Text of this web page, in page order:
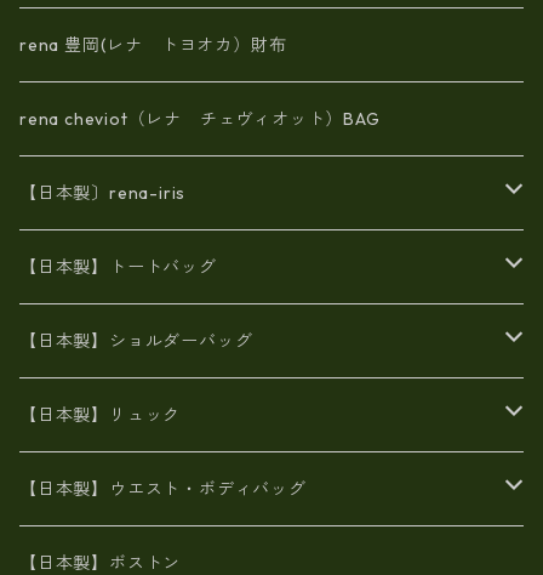
rena 豊岡(レナ トヨオカ）財布
rena cheviot（レナ チェヴィオット）BAG
【日本製〕rena-iris
エナメル（パテント）レザー
牛革製品トート・ショルダー
牛革製品リュック
【日本製】トートバッグ
火山灰染めバッグ
8号帆布
豊岡製
ヌメ革バッグ
Ａ3サイズ
オイルレザー
エナメル
【日本製】ショルダーバッグ
漂流ロープバッグ
6号蝋引き帆布
火山灰染めバッグ
8号帆布
財布ポシェット
【日本製】リュック
帆布
豊岡
牛革
【日本製】ウエスト・ボディバッグ
帆布
【日本製】ボストン